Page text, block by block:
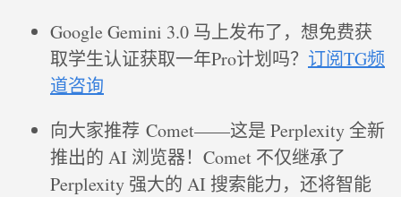
Google Gemini 3.0 马上发布了，想免费获
取学生认证获取一年Pro计划吗？ 订阅TG频
道咨询
向大家推荐 Comet——这是 Perplexity 全新
推出的 AI 浏览器！Comet 不仅继承了
Perplexity 强大的 AI 搜索能力，还将智能